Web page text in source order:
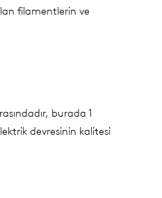
filamentlerin ve
burada 1
devresinin kalitesi